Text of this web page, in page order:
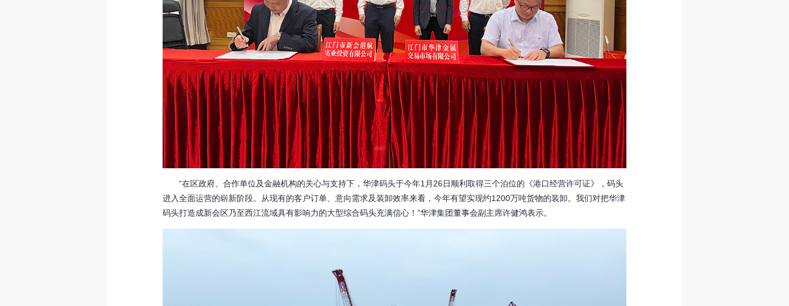
“在区政府、合作单位及金融机构的关心与支持下，华津码头于今年1月26日顺利取得三个泊位的《港口经营许可证》，码头
进入全面运营的崭新阶段。从现有的客户订单、意向需求及装卸效率来看，今年有望实现约1200万吨货物的装卸。我们对把华津
码头打造成新会区乃至西江流域具有影响力的大型综合码头充满信心！”华津集团董事会副主席许健鸿表示。